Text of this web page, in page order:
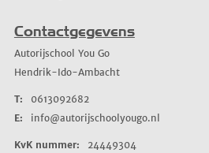
Contactgegevens
Autorijschool You Go
Hendrik-Ido-Ambacht
T:
0613092682
E:
info@autorijschoolyougo.nl
KvK nummer: 24449304